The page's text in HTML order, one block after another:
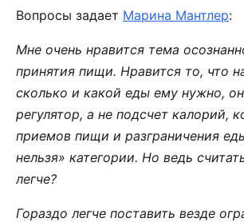
Вопросы задает Марина Мантлер:
Мне очень нравится тема
принятия пищи. Нравится то, что
сколько и какой еды ему нужно,
регулятор, а не подсчет калорий,
приемов пищи и разграничения
нельзя» категории. Но ведь
легче?
Гораздо легче поставить везде